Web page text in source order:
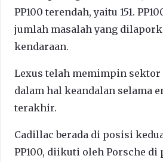
PP100 terendah, yaitu 151.
jumlah masalah yang
kendaraan.
Lexus telah memimpin
dalam hal keandalan selama
terakhir.
Cadillac berada di posisi
PP100, diikuti oleh Porsche di